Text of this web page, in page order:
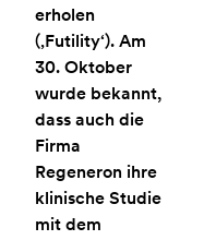
erholen
(‚Futility‘). Am
30. Oktober
wurde bekannt,
dass auch die
Firma
Regeneron ihre
klinische Studie
mit dem